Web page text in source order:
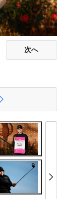
次へ